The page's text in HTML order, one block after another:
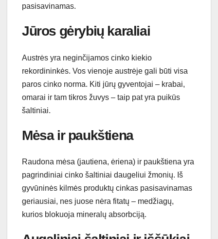
pasisavinamas.
Jūros gėrybių karaliai
Austrės yra neginčijamos cinko kiekio
rekordininkės. Vos vienoje austrėje gali būti visa
paros cinko norma. Kiti jūrų gyventojai – krabai,
omarai ir tam tikros žuvys – taip pat yra puikūs
šaltiniai.
Mėsa ir paukštiena
Raudona mėsa (jautiena, ėriena) ir paukštiena yra
pagrindiniai cinko šaltiniai daugeliui žmonių. Iš
gyvūninės kilmės produktų cinkas pasisavinamas
geriausiai, nes juose nėra fitatų – medžiagų,
kurios blokuoja mineralų absorbciją.